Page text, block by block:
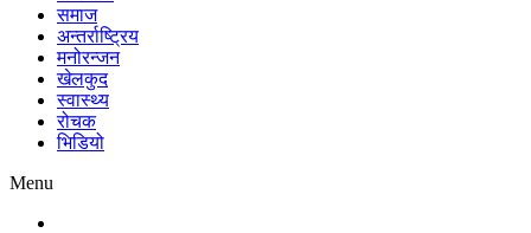
समाज
अन्तर्राष्ट्रिय
मनोरन्जन
खेलकुद
स्वास्थ्य
रोचक
भिडियो
Menu